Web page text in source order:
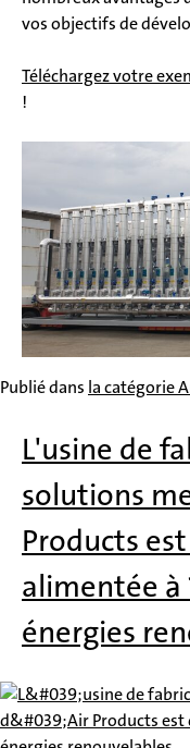
vos objectifs de
Téléchargez votre
!
Publié dans la catégorie
L'usine de
solutions
Products
alimentée à
énergies